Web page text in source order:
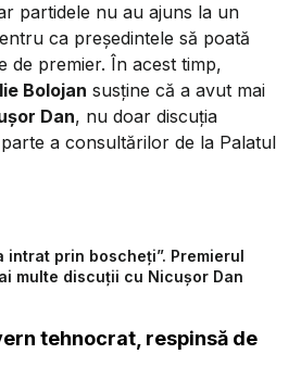
partidele nu au ajuns la un
ca președintele să poată
de premier. În acest timp,
Bolojan susține că a avut mai
Dan, nu doar discuția
a consultărilor de la Palatul
intrat prin boscheți”. Premierul
multe discuții cu Nicușor Dan
tehnocrat, respinsă de